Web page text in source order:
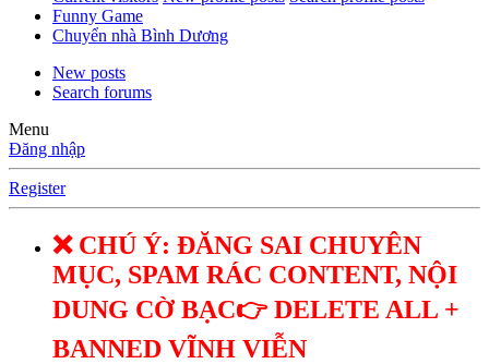
Funny Game
Chuyển nhà Bình Dương
New posts
Search forums
Menu
Đăng nhập
Register
❌ CHÚ Ý: ĐĂNG SAI CHUYÊN
MỤC, SPAM RÁC CONTENT, NỘI
DUNG CỜ BẠC👉 DELETE ALL +
BANNED VĨNH VIỄN